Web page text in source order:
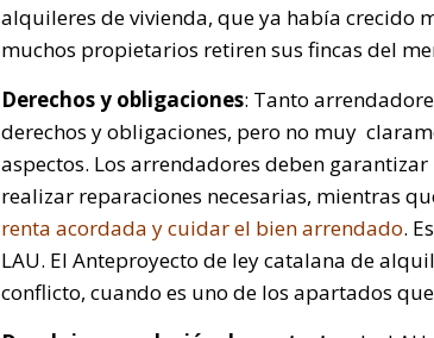
alquileres de vivienda, que ya había crecido
muchos propietarios retiren sus fincas del
Derechos y obligaciones: Tanto
derechos y obligaciones, pero no muy
aspectos. Los arrendadores deben
realizar reparaciones necesarias, mientras
renta acordada y cuidar el bien arrendado.
LAU. El Anteproyecto de ley catalana de
conflicto, cuando es uno de los apartados